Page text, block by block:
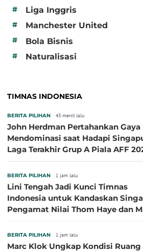
# Liga Inggris
# Manchester United
# Bola Bisnis
# Naturalisasi
TIMNAS INDONESIA
BERITA PILIHAN 43 menit lalu
John Herdman Pertahankan Gaya
Mendominasi saat Hadapi
Laga Terakhir Grup A Piala AFF
BERITA PILIHAN 1 jam lalu
Lini Tengah Jadi Kunci Timnas
Indonesia untuk Kandaskan
Pengamat Nilai Thom Haye dan
BERITA PILIHAN 1 jam lalu
Marc Klok Ungkap Kondisi Ruang